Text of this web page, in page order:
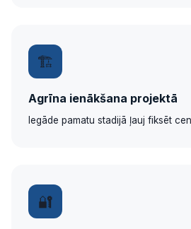
🏗
Agrīna ienākšana projektā
Iegāde pamatu stadijā ļauj fiksēt
🔐